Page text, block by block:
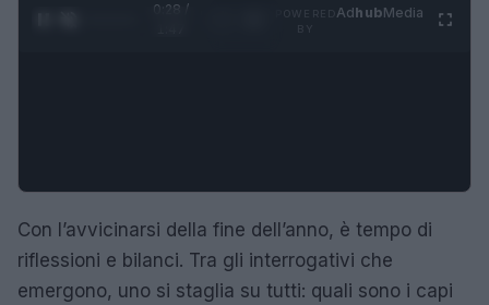
0:28 /
AdhubMedia
Con l’avvicinarsi della fine dell’anno, è tempo di
riflessioni e bilanci. Tra gli interrogativi che
emergono, uno si staglia su tutti: quali sono i capi